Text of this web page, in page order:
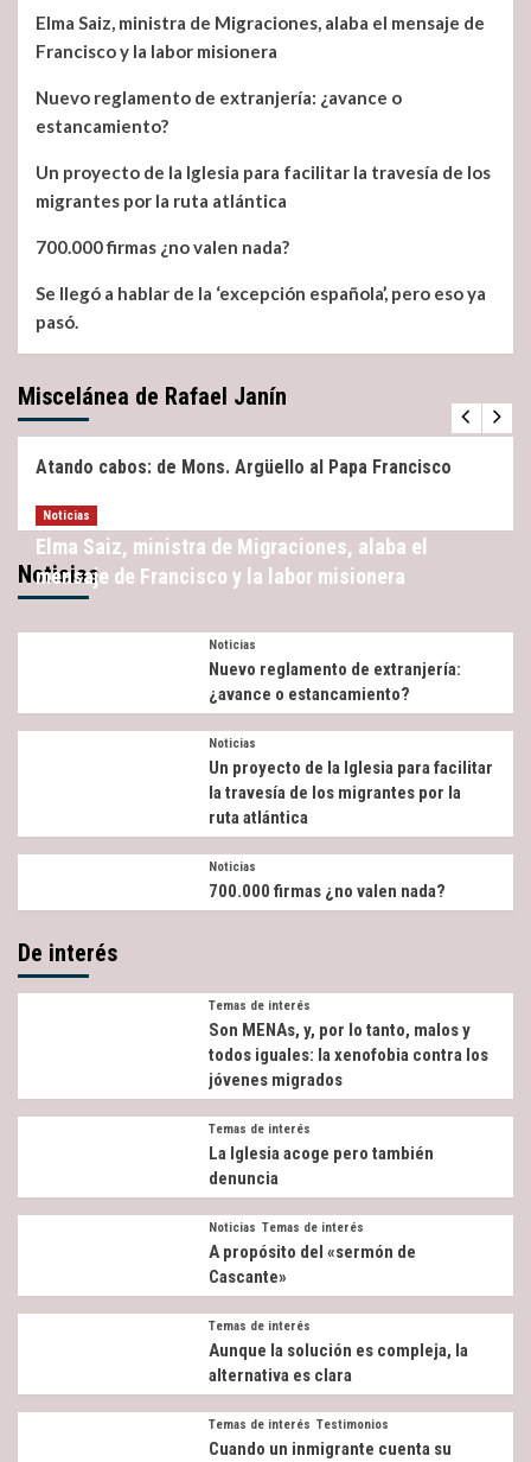
Elma Saiz, ministra de Migraciones, alaba el mensaje de
Francisco y la labor misionera
Nuevo reglamento de extranjería: ¿avance o
estancamiento?
Un proyecto de la Iglesia para facilitar la travesía de los
migrantes por la ruta atlántica
700.000 firmas ¿no valen nada?
Se llegó a hablar de la ‘excepción española’, pero eso ya
pasó.
Miscelánea de Rafael Janín
Miscelánea Noticias
Atando cabos: de Mons. Argüello al Papa Francisco
Noticias
Noticias
Elma Saiz, ministra de Migraciones, alaba el
mensaje de Francisco y la labor misionera
Noticias
Nuevo reglamento de extranjería:
¿avance o estancamiento?
Noticias
Un proyecto de la Iglesia para facilitar
la travesía de los migrantes por la
ruta atlántica
Noticias
700.000 firmas ¿no valen nada?
De interés
Temas de interés
Son MENAs, y, por lo tanto, malos y
todos iguales: la xenofobia contra los
jóvenes migrados
Temas de interés
La Iglesia acoge pero también
denuncia
Noticias Temas de interés
A propósito del «sermón de
Cascante»
Temas de interés
Aunque la solución es compleja, la
alternativa es clara
Temas de interés Testimonios
Cuando un inmigrante cuenta su